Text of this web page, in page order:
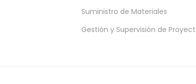
Suministro de Materiales
Gestión y Supervisión de